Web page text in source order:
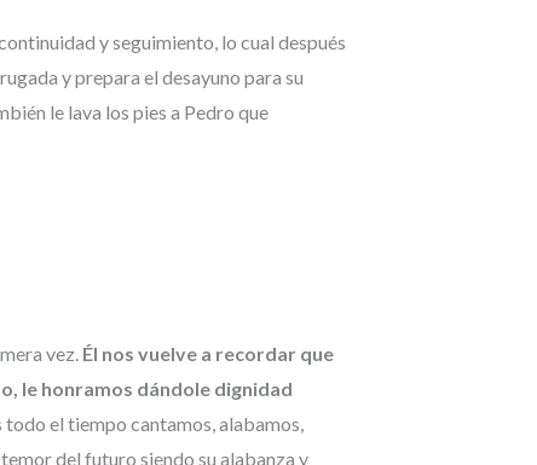
y seguimiento, lo cual después
y prepara el desayuno para su
le lava los pies a Pedro que
vez. Él nos vuelve a recordar que
le honramos dándole dignidad
el tiempo cantamos, alabamos,
del futuro siendo su alabanza y